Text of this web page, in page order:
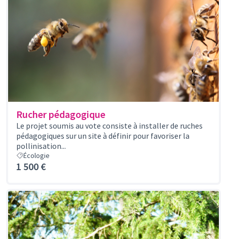
Rucher pédagogique
Le projet soumis au vote consiste à installer de ruches
pédagogiques sur un site à définir pour favoriser la
pollinisation...
Écologie
1 500 €